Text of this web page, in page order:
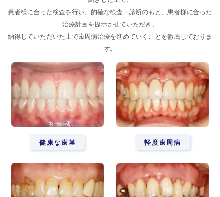
患者様に合った検査を行い、的確な検査・診断のもと、患者様に合った
治療計画を提示させていただき、
納得していただいた上で歯周病治療を進めていくことを徹底しておりま
す。
健康な歯茎 軽度歯周病